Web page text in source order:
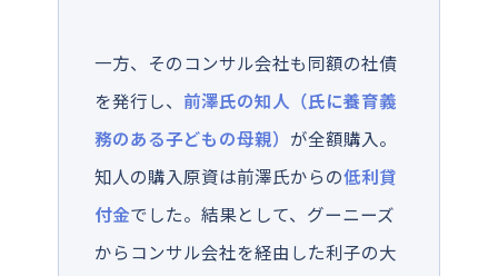
一方、そのコンサル会社も同額の社債
を発行し、 前澤氏の知人（氏に養育義
務のある子どもの母親） が全額購入。
知人の購入原資は前澤氏からの低利貸
付金でした。結果として、グーニーズ
からコンサル会社を経由した利子の大